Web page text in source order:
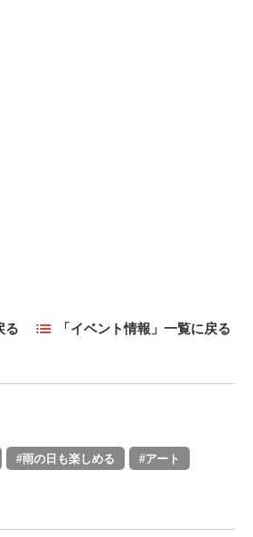
る 「イベント情報」一覧に戻る
#雨の日も楽しめる #アート